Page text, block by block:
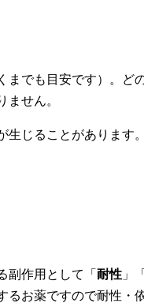
までも目安です）。ど
せん。
生じることがあります
副作用として「 耐性 」「
るお薬ですので耐性・